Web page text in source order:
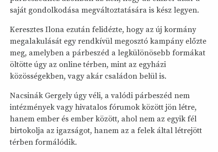
saját gondolkodása megváltoztatására is kész legyen.
Keresztes Ilona ezután felidézte, hogy az új kormány
megalakulását egy rendkívül megosztó kampány előzte
meg, amelyben a párbeszéd a legkülönösebb formákat
öltötte úgy az online térben, mint az egyházi
közösségekben, vagy akár családon belül is.
Nacsinák Gergely úgy véli, a valódi párbeszéd nem
intézmények vagy hivatalos fórumok között jön létre,
hanem ember és ember között, ahol nem az egyik fél
birtokolja az igazságot, hanem az a felek által létrejött
térben formálódik.